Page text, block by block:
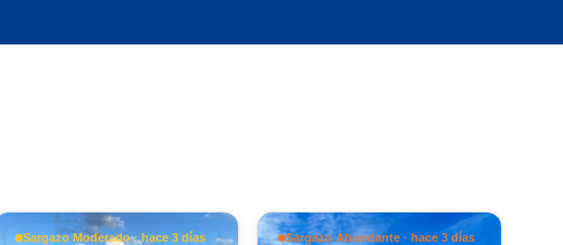
Sargazo Moderado · hace 3 días Sargazo Abundante · hace 3 días